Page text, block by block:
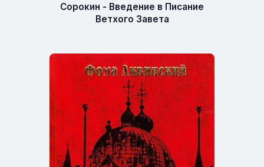
Сорокин - Введение в Писание
Ветхого Завета